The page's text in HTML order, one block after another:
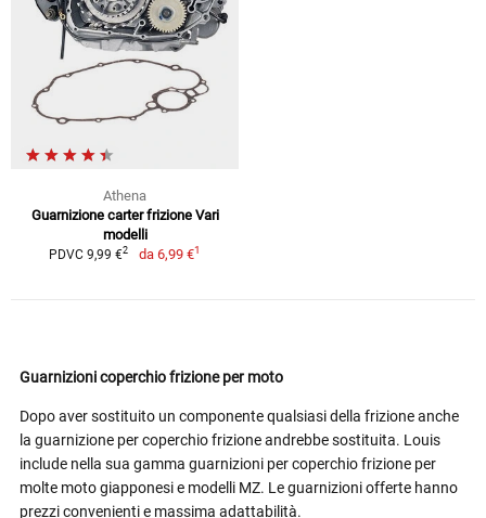
Athena
Guarnizione carter frizione Vari
modelli
PDVC 9,99 €2 da 6,99 €1
Guarnizioni coperchio frizione per moto
Dopo aver sostituito un componente qualsiasi della frizione anche
la guarnizione per coperchio frizione andrebbe sostituita. Louis
include nella sua gamma guarnizioni per coperchio frizione per
molte moto giapponesi e modelli MZ. Le guarnizioni offerte hanno
prezzi convenienti e massima adattabilità.